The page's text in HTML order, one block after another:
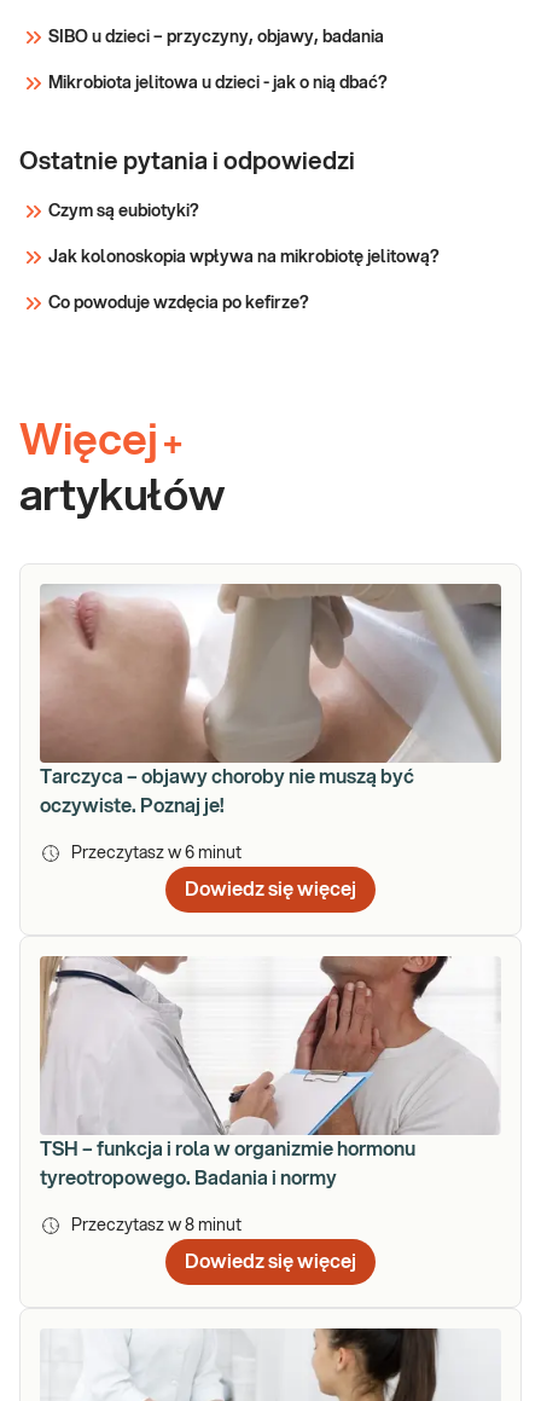
SIBO u dzieci – przyczyny, objawy, badania
Mikrobiota jelitowa u dzieci - jak o nią dbać?
Ostatnie pytania i odpowiedzi
Czym są eubiotyki?
Jak kolonoskopia wpływa na mikrobiotę jelitową?
Co powoduje wzdęcia po kefirze?
Więcej +
artykułów
Tarczyca – objawy choroby nie muszą być
oczywiste. Poznaj je!
Przeczytasz w 6 minut
Dowiedz się więcej
TSH – funkcja i rola w organizmie hormonu
tyreotropowego. Badania i normy
Przeczytasz w 8 minut
Dowiedz się więcej